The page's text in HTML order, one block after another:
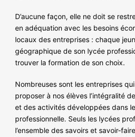
D’aucune façon, elle ne doit se
en adéquation avec les besoins
locaux des entreprises : chaque
géographique de son lycée
trouver la formation de son choix.
Nombreuses sont les entreprises
proposer à nos élèves l’intégralité
et des activités développées dans
professionnelle. Seuls les lycées
l’ensemble des savoirs et savoir-